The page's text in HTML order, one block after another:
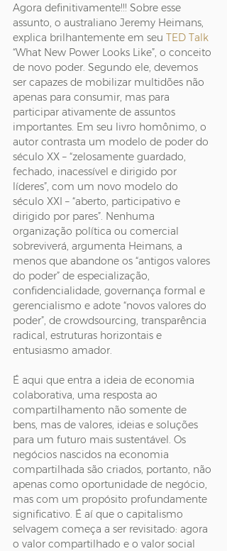
Agora definitivamente!!! Sobre esse
assunto, o australiano Jeremy Heimans,
explica brilhantemente em seu TED Talk
“What New Power Looks Like”, o conceito
de novo poder. Segundo ele, devemos
ser capazes de mobilizar multidões não
apenas para consumir, mas para
participar ativamente de assuntos
importantes. Em seu livro homônimo, o
autor contrasta um modelo de poder do
século XX – “zelosamente guardado,
fechado, inacessível e dirigido por
líderes”, com um novo modelo do
século XXI – “aberto, participativo e
dirigido por pares”. Nenhuma
organização política ou comercial
sobreviverá, argumenta Heimans, a
menos que abandone os “antigos valores
do poder” de especialização,
confidencialidade, governança formal e
gerencialismo e adote “novos valores do
poder”, de crowdsourcing, transparência
radical, estruturas horizontais e
entusiasmo amador.
É aqui que entra a ideia de economia
colaborativa, uma resposta ao
compartilhamento não somente de
bens, mas de valores, ideias e soluções
para um futuro mais sustentável. Os
negócios nascidos na economia
compartilhada são criados, portanto, não
apenas como oportunidade de negócio,
mas com um propósito profundamente
significativo. É aí que o capitalismo
selvagem começa a ser revisitado: agora
o valor compartilhado e o valor social